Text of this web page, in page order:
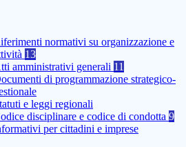
normativi su organizzazione e
13
amministrativi generali 11
di programmazione strategico-
e leggi regionali
disciplinare e codice di condotta 9
per cittadini e imprese